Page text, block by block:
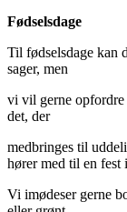
Fødselsdage
Til fødselsdage kan
sager, men
vi vil gerne
det, der
medbringes til
hører med til en fest
Vi imødeser gerne